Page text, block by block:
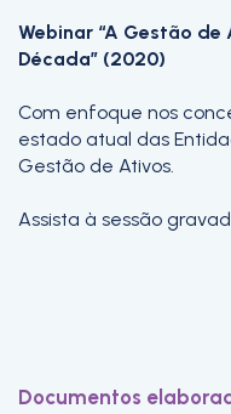
Webinar “A Gestão
Década” (2020)
Com enfoque nos
estado atual das
Gestão de Ativos.
Assista à sessão
Documentos